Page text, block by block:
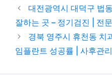
대전광역시 대덕구 법
잘하는 곳 – 정기검진 | 전
경북 영주시 휴천동 치
임플란트 성공률 | 사후관